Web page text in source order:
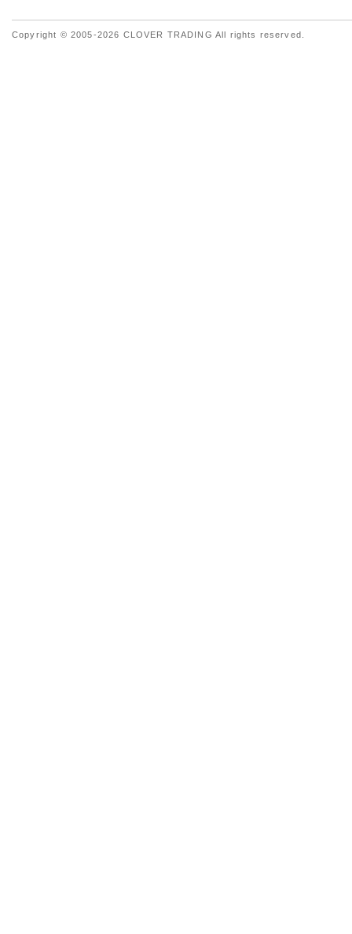
Copyright © 2005-2026 CLOVER TRADING All rights reserved.